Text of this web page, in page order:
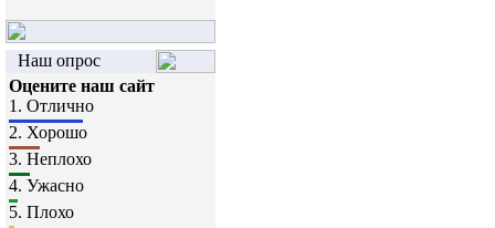
Наш опрос
Оцените наш сайт
1. Отлично
2. Хорошо
3. Неплохо
4. Ужасно
5. Плохо